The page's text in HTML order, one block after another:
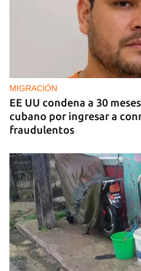
MIGRACIÓN
EE UU condena a 30
cubano por ingresar a
fraudulentos